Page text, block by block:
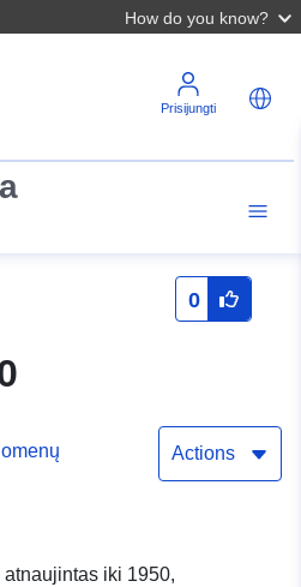
How do you know?
Prisijungti
0
Actions
iki 1950,